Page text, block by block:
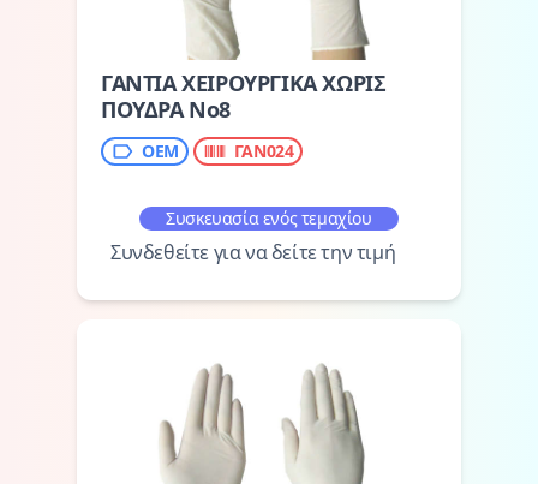
ΓΑΝΤΙΑ ΧΕΙΡΟΥΡΓΙΚΑ ΧΩΡΙΣ
ΠΟΥΔΡΑ Νο8
ΟΕΜ ΓΑΝ024
Συσκευασία ενός τεμαχίου
Συνδεθείτε για να δείτε την τιμή